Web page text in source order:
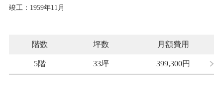
竣工：1959年11月
階数 坪数 月額費用
5階 33坪 399,300円